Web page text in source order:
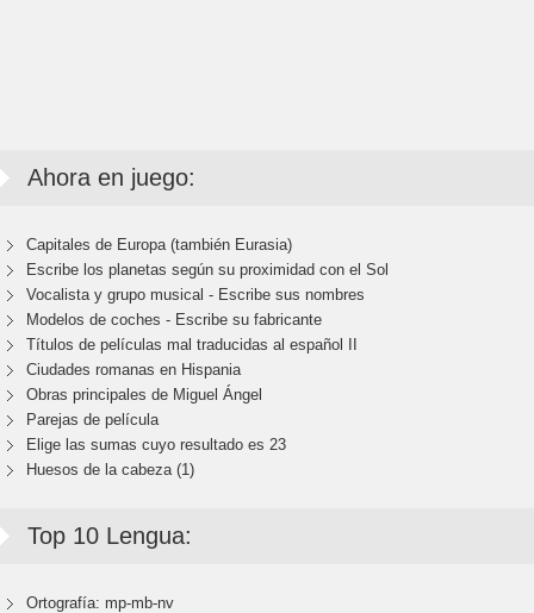
Ahora en juego:
Capitales de Europa (también Eurasia)
Escribe los planetas según su proximidad con el Sol
Vocalista y grupo musical - Escribe sus nombres
Modelos de coches - Escribe su fabricante
Títulos de películas mal traducidas al español II
Ciudades romanas en Hispania
Obras principales de Miguel Ángel
Parejas de película
Elige las sumas cuyo resultado es 23
Huesos de la cabeza (1)
Top 10 Lengua:
Ortografía: mp-mb-nv